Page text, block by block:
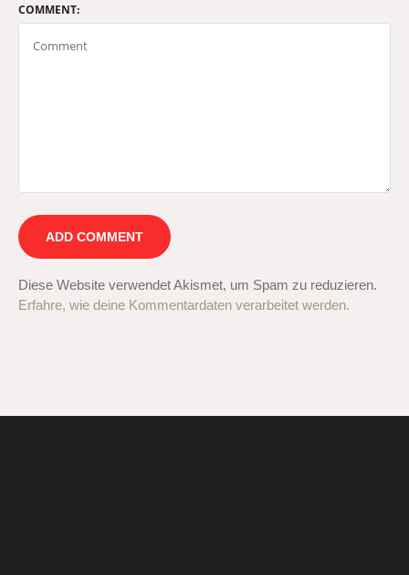
COMMENT:
Diese Website verwendet Akismet, um Spam zu reduzieren.
Erfahre, wie deine Kommentardaten verarbeitet werden.